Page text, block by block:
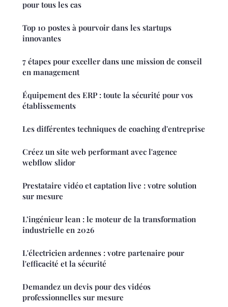
pour tous les cas
Top 10 postes à pourvoir dans les startups
innovantes
7 étapes pour exceller dans une mission de conseil
en management
Équipement des ERP : toute la sécurité pour vos
établissements
Les différentes techniques de coaching d'entreprise
Créez un site web performant avec l'agence
webflow slidor
Prestataire vidéo et captation live : votre solution
sur mesure
L’ingénieur lean : le moteur de la transformation
industrielle en 2026
L'électricien ardennes : votre partenaire pour
l'efficacité et la sécurité
Demandez un devis pour des vidéos
professionnelles sur mesure